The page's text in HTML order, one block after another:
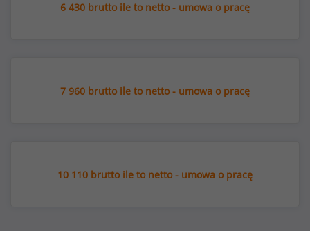
6 430 brutto ile to netto - umowa o pracę
7 960 brutto ile to netto - umowa o pracę
10 110 brutto ile to netto - umowa o pracę